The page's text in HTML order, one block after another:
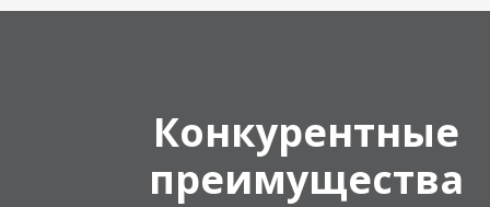
Конкурентные
преимущества